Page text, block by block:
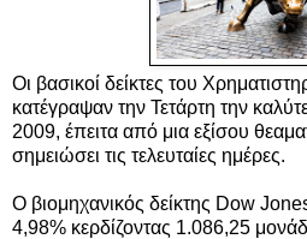
Οι βασικοί δείκτες του
κατέγραψαν την Τετάρτη την
2009, έπειτα από μια εξίσου
σημειώσει τις τελευταίες ημέρες.
Ο βιομηχανικός δείκτης Dow
4,98% κερδίζοντας 1.086,25